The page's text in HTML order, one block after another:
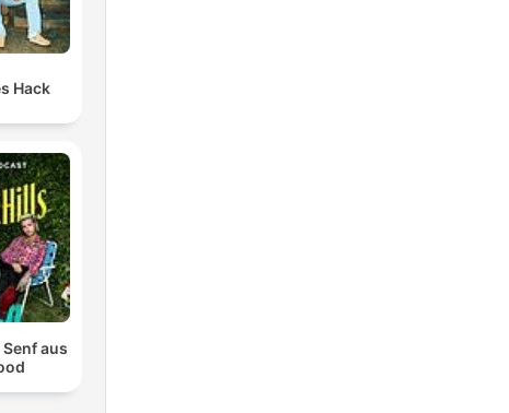
Hack
aus